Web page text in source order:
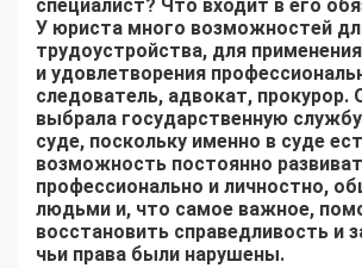
специалист? Что входит в его
У юриста много возможностей
трудоустройства, для
и удовлетворения
следователь, адвокат, прокурор.
выбрала государственную
суде, поскольку именно в суде
возможность постоянно
профессионально и личностно,
людьми и, что самое важное,
восстановить справедливость и
чьи права были нарушены.